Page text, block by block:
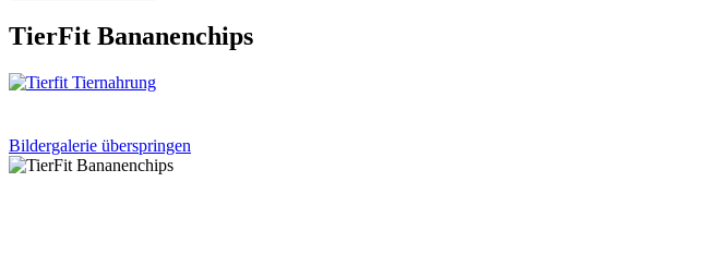
TierFit Bananenchips
Bildergalerie überspringen